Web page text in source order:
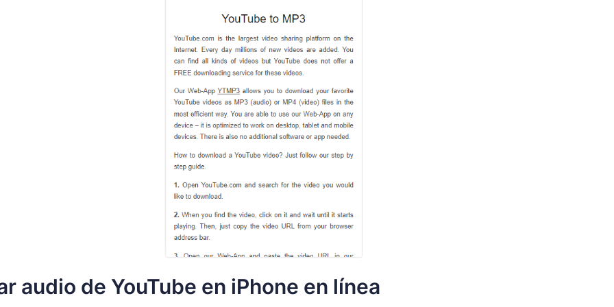
audio de YouTube en iPhone en línea